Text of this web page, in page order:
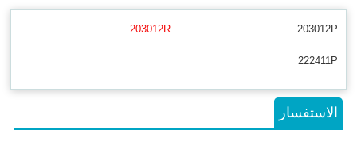
203012P
203012R
222411P
الاستفسار